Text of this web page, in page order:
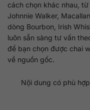
cách chọn khác nhau,
Johnnie Walker,
dòng Bourbon, Irish
luôn sẵn sàng tư vấn
để bạn chọn được chai
về nguồn gốc.
Nội dung có phù